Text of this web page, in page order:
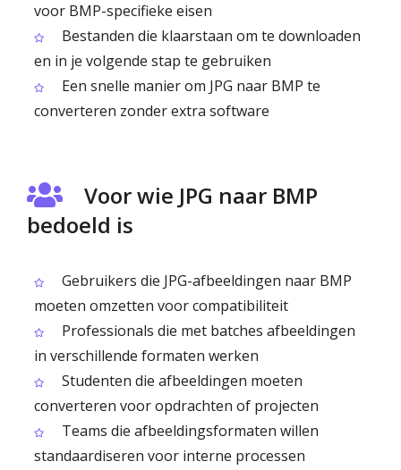
voor BMP-specifieke eisen
Bestanden die klaarstaan om te downloaden
en in je volgende stap te gebruiken
Een snelle manier om JPG naar BMP te
converteren zonder extra software
Voor wie JPG naar BMP
bedoeld is
Gebruikers die JPG-afbeeldingen naar BMP
moeten omzetten voor compatibiliteit
Professionals die met batches afbeeldingen
in verschillende formaten werken
Studenten die afbeeldingen moeten
converteren voor opdrachten of projecten
Teams die afbeeldingsformaten willen
standaardiseren voor interne processen